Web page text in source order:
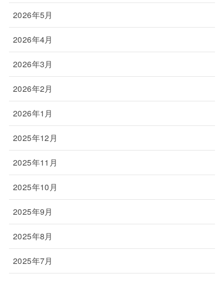
2026年5月
2026年4月
2026年3月
2026年2月
2026年1月
2025年12月
2025年11月
2025年10月
2025年9月
2025年8月
2025年7月